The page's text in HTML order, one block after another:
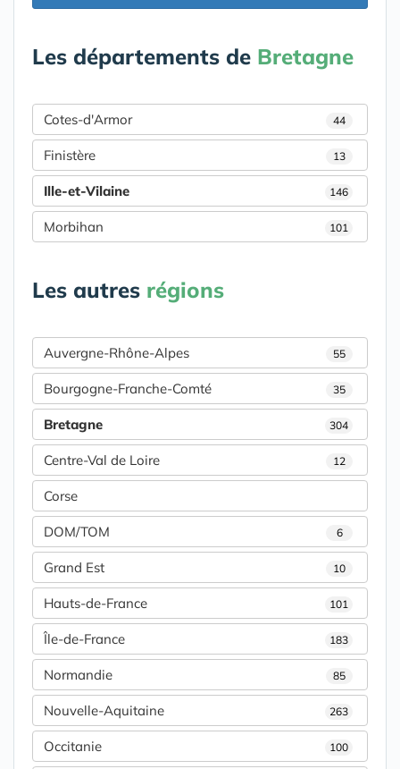
Les départements de Bretagne
Cotes-d'Armor 44
Finistère 13
Ille-et-Vilaine 146
Morbihan 101
Les autres régions
Auvergne-Rhône-Alpes 55
Bourgogne-Franche-Comté 35
Bretagne 304
Centre-Val de Loire 12
Corse
DOM/TOM 6
Grand Est 10
Hauts-de-France 101
Île-de-France 183
Normandie 85
Nouvelle-Aquitaine 263
Occitanie 100